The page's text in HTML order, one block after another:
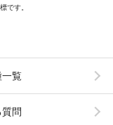
です。
一覧
問